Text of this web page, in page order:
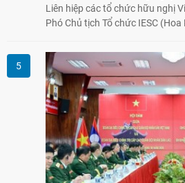
Liên hiệp các tổ chức hữu nghị
Phó Chủ tịch Tổ chức IESC
đổi về định hướng triển khai Dự
Nông nghiệp và An toàn thực
hướng tới thúc đẩy chuyển đổi
và mở rộng hợp tác phát triển